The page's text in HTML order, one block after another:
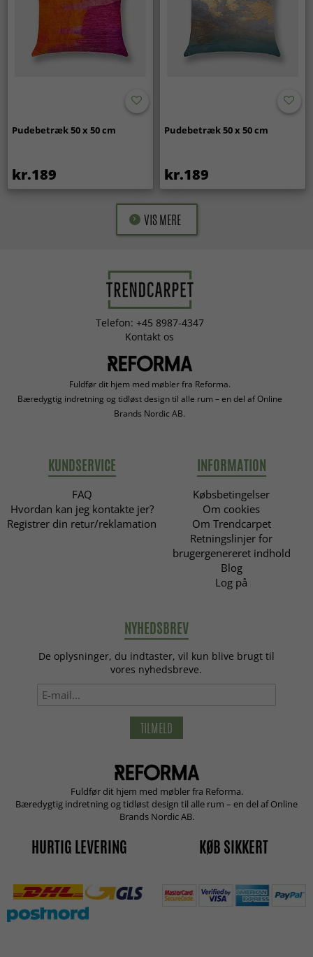
Pudebetræk 50 x 50 cm
kr.189
Pudebetræk 50 x 50 cm
kr.189
VIS MERE
Telefon: +45 8987-4347
Kontakt os
Fuldfør dit hjem med møbler fra Reforma.
Bæredygtig indretning og tidløst design til alle rum – en del af Online
Brands Nordic AB.
KUNDSERVICE
FAQ
Hvordan kan jeg kontakte jer?
Registrer din retur/reklamation
INFORMATION
Købsbetingelser
Om cookies
Om Trendcarpet
Retningslinjer for
brugergenereret indhold
Blog
Log på
NYHEDSBREV
De oplysninger, du indtaster, vil kun blive brugt til
vores nyhedsbreve.
TILMELD
Fuldfør dit hjem med møbler fra Reforma.
Bæredygtig indretning og tidløst design til alle rum – en del af Online
Brands Nordic AB.
HURTIG LEVERING KØB SIKKERT